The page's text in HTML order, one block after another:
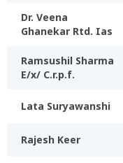
Dr. Veena
Ghanekar Rtd. Ias
Ramsushil Sharma
E/x/ C.r.p.f.
Lata Suryawanshi
Rajesh Keer